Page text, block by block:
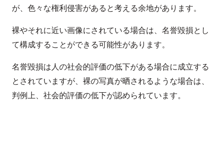
が、色々な権利侵害があると考える余地があります。
裸やそれに近い画像にされている場合は、名誉毀損とし
て構成することができる可能性があります。
名誉毀損は人の社会的評価の低下がある場合に成立する
とされていますが、裸の写真が晒されるような場合は、
判例上、社会的評価の低下が認められています。